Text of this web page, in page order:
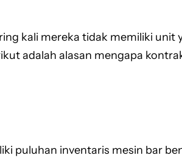
kali mereka tidak memiliki unit
adalah alasan mengapa
puluhan inventaris mesin bar